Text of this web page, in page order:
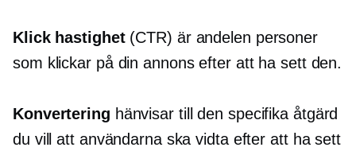
Klickhastighet(CTR) är andelen personer
som klickar på din annons efter att ha sett den.
Konvertering hänvisar till den specifika åtgärd
du vill att användarna ska vidta efter att ha sett